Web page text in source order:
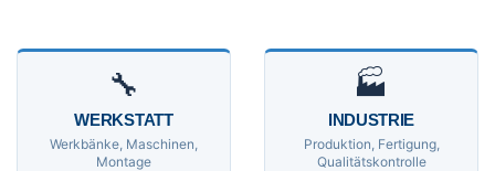
🔧
WERKSTATT
Werkbänke, Maschinen,
Montage
🏭
INDUSTRIE
Produktion, Fertigung,
Qualitätskontrolle